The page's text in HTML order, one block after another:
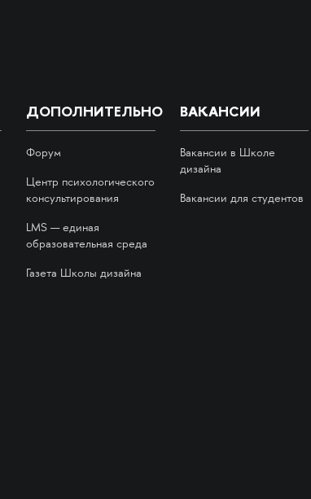
ДОПОЛНИТЕЛЬНО
Форум
Центр психологического
консультирования
LMS — единая
образовательная среда
Газета Школы дизайна
ВАКАНСИИ
Вакансии в Школе
дизайна
Вакансии для студентов